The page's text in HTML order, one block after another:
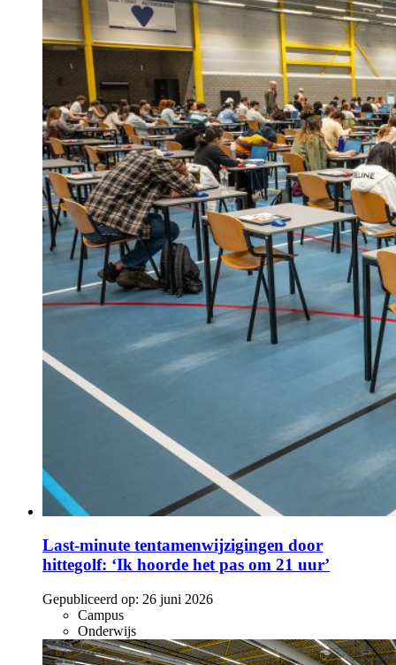
Last-minute tentamenwijzigingen door
hittegolf: ‘Ik hoorde het pas om 21 uur’
Gepubliceerd op: 26 juni 2026
Campus
Onderwijs